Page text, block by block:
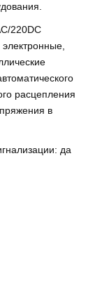
220DC
расцепления
в
да